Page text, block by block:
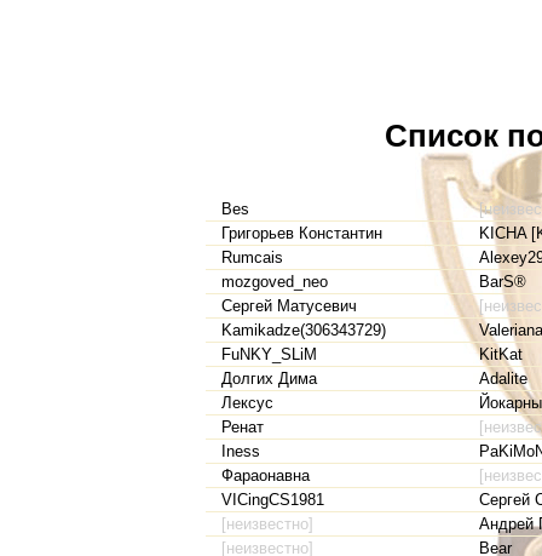
Список
Bes
Григорьев Константин
KICHA
Rumcais
mozgoved_neo
BarS®
Сергей Матусевич
Kamikadze(306343729)
Valeriana
FuNKY_SLiM
KitKat
Долгих Дима
Adalite
Лексус
Ренат
Iness
Фараонавна
VICingCS1981
Сергей
[неизвестно]
Андрей
[неизвестно]
Bear